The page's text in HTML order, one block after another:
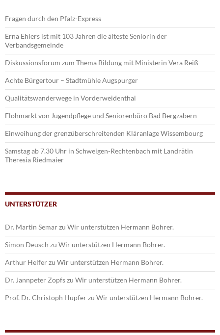
Fragen durch den Pfalz-Express
Erna Ehlers ist mit 103 Jahren die älteste Seniorin der
Verbandsgemeinde
Diskussionsforum zum Thema Bildung mit Ministerin Vera Reiß
Achte Bürgertour – Stadtmühle Augspurger
Qualitätswanderwege in Vorderweidenthal
Flohmarkt von Jugendpflege und Seniorenbüro Bad Bergzabern
Einweihung der grenzüberschreitenden Kläranlage Wissembourg
Samstag ab 7.30 Uhr in Schweigen-Rechtenbach mit Landrätin
Theresia Riedmaier
UNTERSTÜTZER
Dr. Martin Semarzu Wir unterstützen Hermann Bohrer.
Simon Deusch zu Wir unterstützen Hermann Bohrer.
Arthur Helferzu Wir unterstützen Hermann Bohrer.
Dr. Jannpeter Zopfszu Wir unterstützen Hermann Bohrer.
Prof. Dr. Christoph Hupferzu Wir unterstützen Hermann Bohrer.